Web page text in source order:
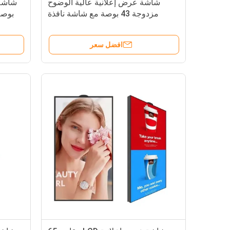
شاشة عرض إعلانية عالية الوضوح
مزدوجة 43 بوصة مع شاشة نافذة
افضل سعر